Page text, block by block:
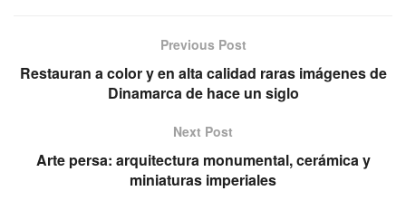
Previous Post
Restauran a color y en alta calidad raras imágenes de
Dinamarca de hace un siglo
Next Post
Arte persa: arquitectura monumental, cerámica y
miniaturas imperiales